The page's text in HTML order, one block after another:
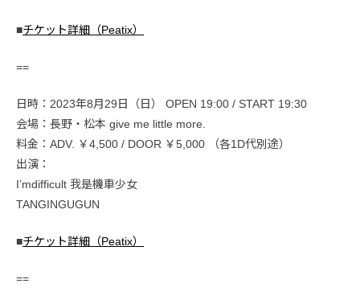
■チケット詳細（Peatix）
==
日時：2023年8月29日（日） OPEN 19:00 / START 19:30
会場：長野・松本 give me little more.
料金：ADV. ￥4,500 / DOOR ￥5,000 （各1D代別途）
出演：
I’mdifficult 我是機車少女
TANGINGUGUN
■チケット詳細（Peatix）
==